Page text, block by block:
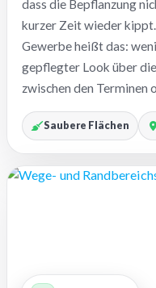
dass die Bepflanzung
kurzer Zeit wieder
Gewerbe heißt das:
gepflegter Look über
zwischen den Terminen
Saubere Flächen